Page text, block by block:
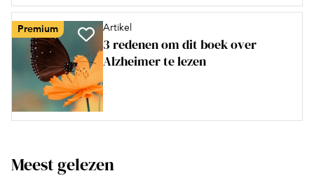
Premium Artikel
3 redenen om dit boek over
Alzheimer te lezen
Meest gelezen